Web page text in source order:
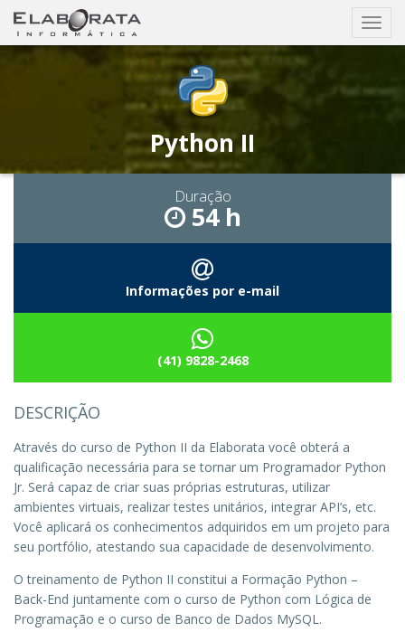
Exibir
Python II
Duração
54 h
Informações por e-mail
(41) 9828-2468
DESCRIÇÃO
Através do curso de Python II da Elaborata você obterá a
qualificação necessária para se tornar um Programador Python
Jr. Será capaz de criar suas próprias estruturas, utilizar
ambientes virtuais, realizar testes unitários, integrar API’s, etc.
Você aplicará os conhecimentos adquiridos em um projeto para
seu portfólio, atestando sua capacidade de desenvolvimento.
O treinamento de Python II constitui a Formação Python –
Back-End juntamente com o curso de Python com Lógica de
Programação e o curso de Banco de Dados MySQL.